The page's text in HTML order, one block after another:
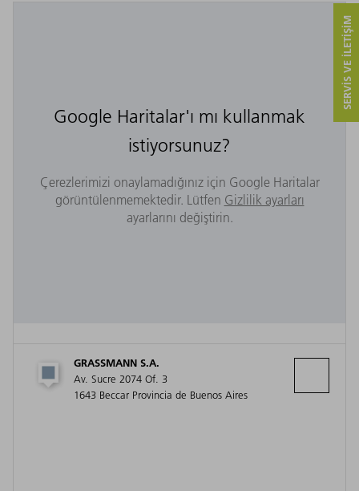
Google Haritalar'ı mı kullanmak
istiyorsunuz?
Çerezlerimizi onaylamadığınız için Google Haritalar
görüntülenmemektedir. Lütfen Gizlilik ayarları
ayarlarını değiştirin.
GRASSMANN S.A.
Av. Sucre 2074 Of. 3
1643 Beccar Provincia de Buenos Aires
SERVIS VE ILETIŞIM